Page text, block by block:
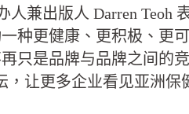
人兼出版人 Darren
种更健康、更积极、更
只是品牌与品牌之间的
，让更多企业看见亚洲